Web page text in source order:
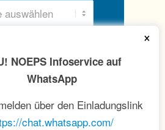
×
NOEPS Infoservice auf
WhatsApp
über den Einladungslink
chat.whatsapp.com/